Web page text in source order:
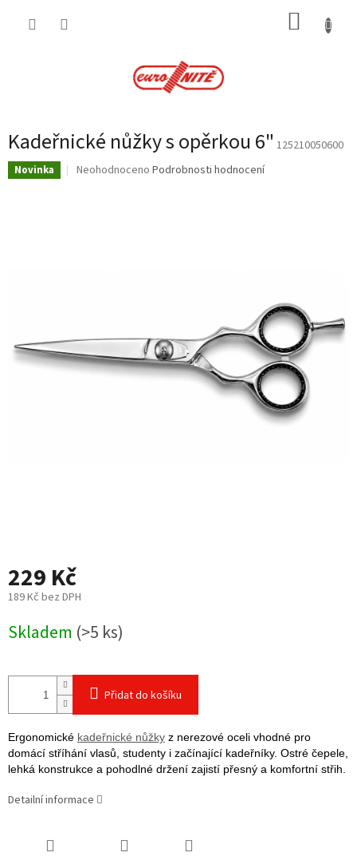
Kadeřnické nůžky s opěrkou 6" 125210050600
Novinka
Průměrné
Neohodnoceno Podrobnosti hodnocení
229 Kč
189 Kč bez DPH
cena:
Skladem (>5 ks)
Přidat do košíku
Ergonomické kadeřnické nůžky z nerezové oceli vhodné pro
domácí stříhání vlasů, studenty i začínající kadeřníky. Ostré čepele,
lehká konstrukce a pohodlné držení zajistí přesný a komfortní střih.
Detailní informace